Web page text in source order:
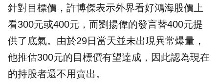
針對目標價，許博傑表示外界看好鴻海股價上
看300元或400元，而劉揚偉的發言替400元提
供了底氣。由於29日當天並未出現異常爆量，
他推估300元的目標價有望達成，因此認為現在
的持股者還不用賣出。